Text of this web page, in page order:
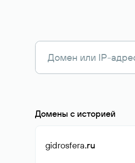
Домены с историей
gidrosfera.ru